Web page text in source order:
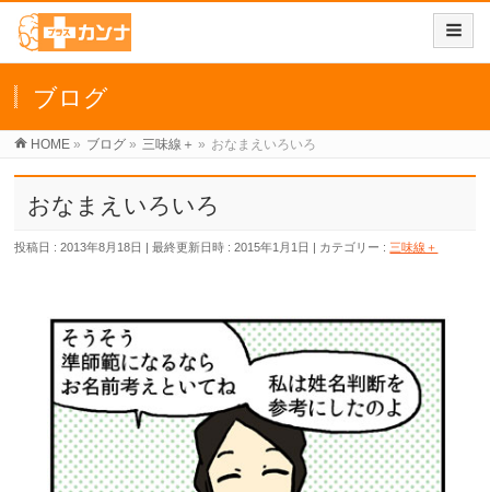
ブログ
HOME » ブログ » 三味線＋ » おなまえいろいろ
おなまえいろいろ
投稿日 : 2013年8月18日 最終更新日時 : 2015年1月1日 カテゴリー : 三味線＋